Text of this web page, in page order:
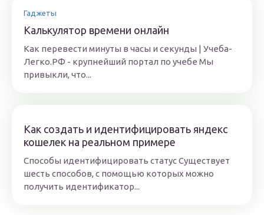
Гаджеты
Калькулятор времени онлайн
Как перевести минуты в часы и секунды | Учеба-
Легко.РФ - крупнейший портал по учебе Мы
привыкли, что...
Как создать и идентифицировать яндекс
кошелек на реальном примере
Способы идентифицировать статус Существует
шесть способов, с помощью которых можно
получить идентификатор...